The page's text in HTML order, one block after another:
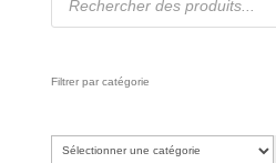
Filtrer par catégorie
Sélectionner